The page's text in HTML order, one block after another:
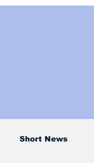
Short News